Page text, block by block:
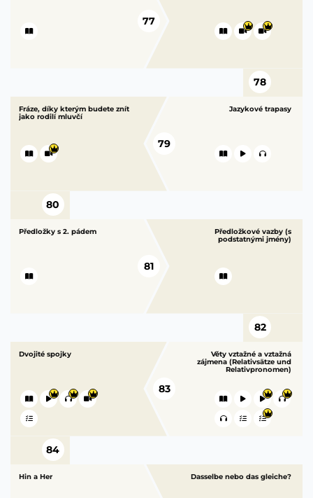
77
78
Fráze, díky kterým budete znít
jako rodilí mluvčí
80
Jazykové trapasy
79
Předložky s 2. pádem
81
Předložkové vazby (s
podstatnými jmény)
82
Dvojité spojky
84
Věty vztažné a vztažná
zájmena (Relativsätze und
Relativpronomen)
83
Hin a Her Dasselbe nebo das gleiche?